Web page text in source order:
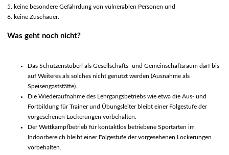
5. keine besondere Gefährdung von vulnerablen Personen und
6. keine Zuschauer.
Was geht noch nicht?
Das Schützenstüberl als Gesellschafts- und Gemeinschaftsraum darf bis
auf Weiteres als solches nicht genutzt werden (Ausnahme als
Speisengaststätte).
Die Wiederaufnahme des Lehrgangsbetriebs wie etwa die Aus- und
Fortbildung für Trainer und Übungsleiter bleibt einer Folgestufe der
vorgesehenen Lockerungen vorbehalten.
Der Wettkampfbetrieb für kontaktlos betriebene Sportarten im
Indoorbereich bleibt einer Folgestufe der vorgesehenen Lockerungen
vorbehalten.